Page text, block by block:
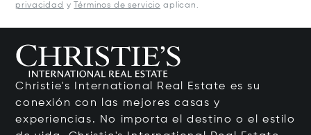
privacidad y Términos de servicio aplican.
Christie's International Real Estate es su
conexión con las mejores casas y
experiencias. No importa el destino o el estilo